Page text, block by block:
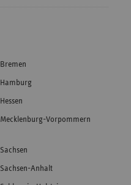
Bremen
Hamburg
Hessen
Mecklenburg-Vorpommern
Sachsen
Sachsen-Anhalt